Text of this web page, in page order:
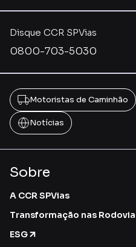
Disque CCR SPVias
0800-703-5030
Motoristas de Caminhão
Notícias
Sobre
A CCR SPVias
Transformação nas
ESG